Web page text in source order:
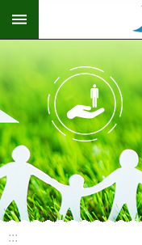
跳到主要內容區塊
:::